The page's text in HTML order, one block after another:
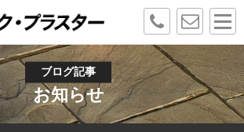
ブログ記事
お知らせ